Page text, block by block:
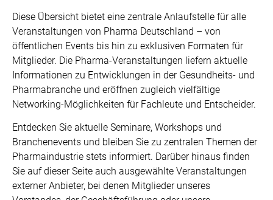
Diese Übersicht bietet eine zentrale Anlaufstelle für alle
Veranstaltungen von Pharma Deutschland – von
öffentlichen Events bis hin zu exklusiven Formaten für
Mitglieder. Die Pharma-Veranstaltungen liefern aktuelle
Informationen zu Entwicklungen in der Gesundheits- und
Pharmabranche und eröffnen zugleich vielfältige
Networking-Möglichkeiten für Fachleute und Entscheider.
Entdecken Sie aktuelle Seminare, Workshops und
Branchenevents und bleiben Sie zu zentralen Themen der
Pharmaindustrie stets informiert. Darüber hinaus finden
Sie auf dieser Seite auch ausgewählte Veranstaltungen
externer Anbieter, bei denen Mitglieder unseres